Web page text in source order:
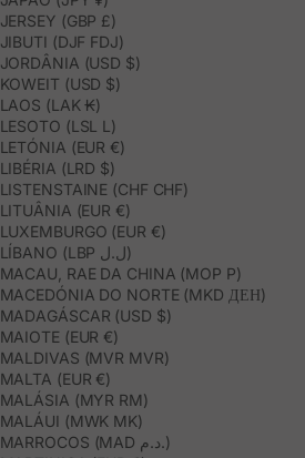
JERSEY (GBP £)
JIBUTI (DJF FDJ)
JORDÂNIA (USD $)
KOWEIT (USD $)
LAOS (LAK ₭)
LESOTO (LSL L)
LETÓNIA (EUR €)
LIBÉRIA (LRD $)
LISTENSTAINE (CHF CHF)
LITUÂNIA (EUR €)
LUXEMBURGO (EUR €)
LÍBANO (LBP ل.ل)
MACAU, RAE DA CHINA (MOP P)
MACEDÓNIA DO NORTE (MKD ДЕН)
MADAGÁSCAR (USD $)
MAIOTE (EUR €)
MALDIVAS (MVR MVR)
MALTA (EUR €)
MALÁSIA (MYR RM)
MALÁUI (MWK MK)
MARROCOS (MAD د.م.)